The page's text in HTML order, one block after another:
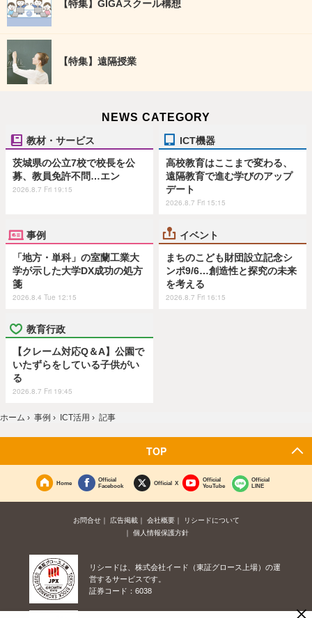
【特集】GIGAスクール構想
【特集】遠隔授業
NEWS CATEGORY
教材・サービス
茨城県の公立7校で校長を公
募、教員免許不問…エン
2026.8.7 Fri 19:15
ICT機器
高校教育はここまで変わる、
遠隔教育で進む学びのアップ
デート
2026.8.7 Fri 15:15
事例
「地方・単科」の室蘭工業大
学が示した大学DX成功の処方
箋
2026.8.4 Tue 12:15
イベント
まちのこども財団設立記念シ
ンポ9/6…創造性と探究の未来
を考える
2026.8.7 Fri 16:15
教育行政
【クレーム対応Q＆A】公園で
いたずらをしている子供がい
る
2026.8.7 Fri 19:45
ホーム › 事例 › ICT活用 › 記事
TOP
Home
Official
Facebook
Official X
Official
YouTube
Official
LINE
お問合せ 広告掲載 会社概要
リシードについて
個人情報保護方針
リシードは、株式会社イード（東証グロース上場）の運
営するサービスです。
証券コード：6038